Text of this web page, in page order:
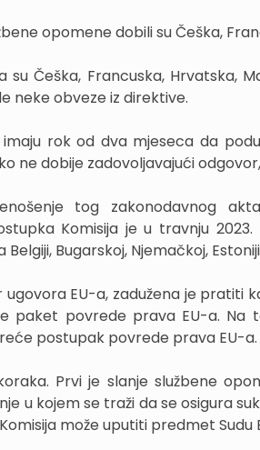
opomene dobili su Češka,
su Češka, Francuska, Hrvatska,
neke obveze iz direktive.
rok od dva mjeseca da
ne dobije zadovoljavajući
tog zakonodavnog
Komisija je u travnju
Bugarskoj, Njemačkoj,
ugovora EU-a, zadužena je
paket povrede prava EU-a.
postupak povrede prava EU-a.
Prvi je slanje službene
u kojem se traži da se osigura
može uputiti predmet Sudu